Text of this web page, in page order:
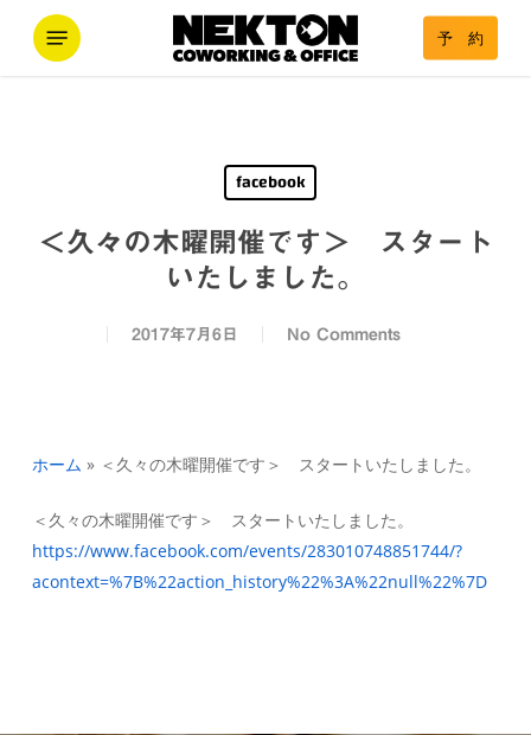
予 約
Menu
facebook
＜久々の木曜開催です＞ スタート
いたしました。
2017年7月6日 No Comments
ホーム » ＜久々の木曜開催です＞ スタートいたしました。
＜久々の木曜開催です＞ スタートいたしました。
https://www.facebook.com/events/283010748851744/?
acontext=%7B%22action_history%22%3A%22null%22%7D